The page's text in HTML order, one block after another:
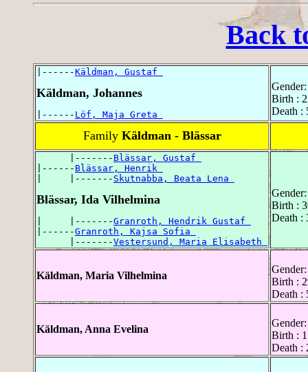
Back
|------Käldman, Gustaf
Käldman, Johannes
|------ Löf, Maja Greta
Birth :
Death :
Family Käldman - Blässar
      |-------
Blässar, Gustaf
|------ Blässar, Henrik
|     |------- Skutnabba, Beata Lena
Blässar, Ida Vilhelmina
|     |-------Granroth, Hendrik Gustaf
|------Granroth, Kajsa Sofia
      |-------
Vestersund, Maria Elisabeth
Birth :
Death :
Käldman, Maria Vilhelmina
Birth :
Death :
Käldman, Anna Evelina
Birth :
Death :